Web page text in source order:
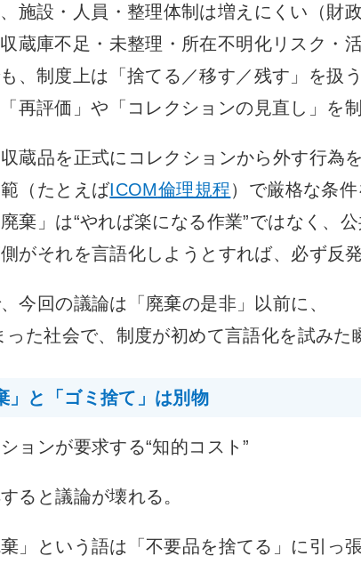
施設・人員・整理体制は増えにくい（財
蔵庫不足・未整理・所在不明化リスク・
、制度上は「捨てる／移す／残す」を扱
再評価」や「コレクションの見直し」を
蔵品を正式にコレクションから外す行為
（たとえばICOM倫理規程）で厳格な条件
棄」は“やれば楽になる作業”ではなく、
がそれを言語化しようとすれば、必ず反
今回の議論は「廃棄の是非」以前に、
った社会で、制度が初めて言語化を試みた
」と「ゴミ捨て」は別物
ョンが要求する“知的コスト”
ると議論が壊れる。
」という語は「不要品を捨てる」に引っ